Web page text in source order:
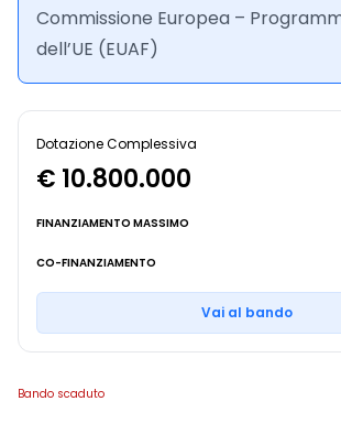
Commissione Europea –
dell’UE (EUAF)
Dotazione Complessiva
€ 10.800.000
FINANZIAMENTO MASSIMO
CO-FINANZIAMENTO
Vai al bando
Bando scaduto